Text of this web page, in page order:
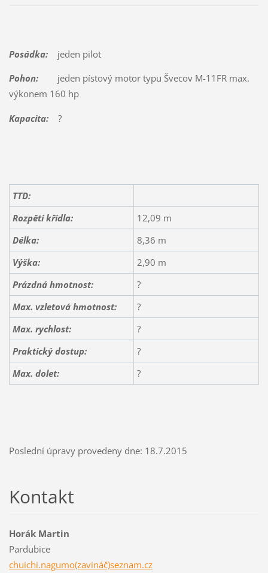
Posádka:jeden pilot
Pohon:jeden pístový motor typu Švecov M-11FR max.
výkonem 160 hp
Kapacita:?
TTD:
Rozpětí křídla:
12,09 m
Délka:
8,36 m
Výška:
2,90 m
Prázdná hmotnost:
?
Max. vzletová hmotnost:
?
Max. rychlost:
?
Praktický dostup:
?
Max. dolet:
?
Poslední úpravy provedeny dne: 18.7.2015
Kontakt
Horák Martin
Pardubice
chuichi.nagumo(zavináč)seznam.cz